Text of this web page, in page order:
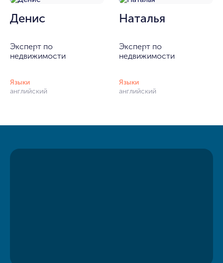
Денис
Эксперт по
недвижимости
Языки
английский
Наталья
Эксперт по
недвижимости
Языки
английский